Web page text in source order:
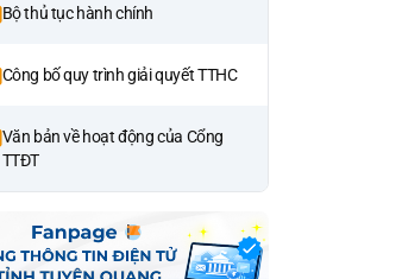
Bộ thủ tục hành chính
Công bố quy trình giải quyết TTHC
Văn bản về hoạt động của Cổng
TTĐT